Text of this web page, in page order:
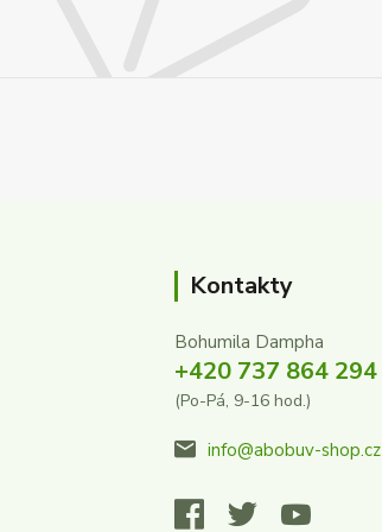
Kontakty
Bohumila Dampha
+420 737 864 294
(Po-Pá, 9-16 hod.)
info@abobuv-shop.cz